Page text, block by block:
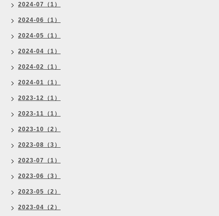
2024-07（1）
2024-06（1）
2024-05（1）
2024-04（1）
2024-02（1）
2024-01（1）
2023-12（1）
2023-11（1）
2023-10（2）
2023-08（3）
2023-07（1）
2023-06（3）
2023-05（2）
2023-04（2）